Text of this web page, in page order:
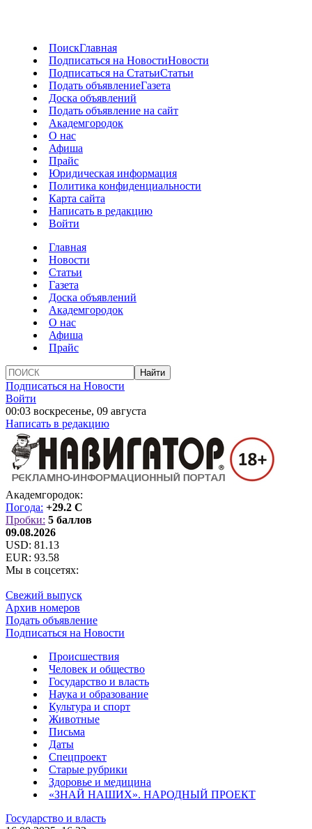
ПоискГлавная
Подписаться на НовостиНовости
Подписаться на СтатьиСтатьи
Подать объявлениеГазета
Доска объявлений
Подать объявление на сайт
Академгородок
О нас
Афиша
Прайс
Юридическая информация
Политика конфиденциальности
Карта сайта
Написать в редакцию
Войти
Главная
Новости
Статьи
Газета
Доска объявлений
Академгородок
О нас
Афиша
Прайс
Подписаться на Новости
Войти
00:03 воскресенье, 09 августа
Написать в редакцию
Академгородок:
Погода: +29.2 C
Пробки: 5 баллов
09.08.2026
USD: 81.13
EUR: 93.58
Мы в соцсетях:
Свежий выпуск
Архив номеров
Подать объявление
Подписаться на Новости
Происшествия
Человек и общество
Государство и власть
Наука и образование
Культура и спорт
Животные
Письма
Даты
Спецпроект
Старые рубрики
Здоровье и медицина
«ЗНАЙ НАШИХ». НАРОДНЫЙ ПРОЕКТ
Государство и власть